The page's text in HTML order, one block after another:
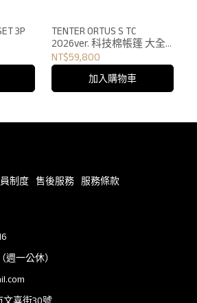
3P
TENTER ORTUS S TC
2026ver. 科技棉帳篷 大全
套
NT$59,800
加入購物車
制度 售後服務 服務條款
週一公休）
文喜街30號